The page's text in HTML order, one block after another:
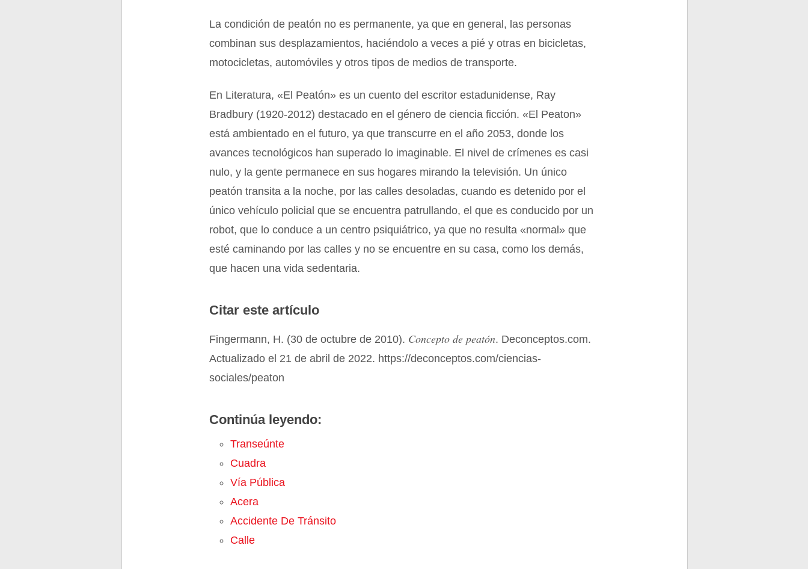
La condición de peatón no es permanente, ya que en general, las personas
combinan sus desplazamientos, haciéndolo a veces a pié y otras en bicicletas,
motocicletas, automóviles y otros tipos de medios de transporte.
En Literatura, «El Peatón» es un cuento del escritor estadunidense, Ray
Bradbury (1920-2012) destacado en el género de ciencia ficción. «El Peaton»
está ambientado en el futuro, ya que transcurre en el año 2053, donde los
avances tecnológicos han superado lo imaginable. El nivel de crímenes es casi
nulo, y la gente permanece en sus hogares mirando la televisión. Un único
peatón transita a la noche, por las calles desoladas, cuando es detenido por el
único vehículo policial que se encuentra patrullando, el que es conducido por un
robot, que lo conduce a un centro psiquiátrico, ya que no resulta «normal» que
esté caminando por las calles y no se encuentre en su casa, como los demás,
que hacen una vida sedentaria.
Citar este artículo
Fingermann, H. (30 de octubre de 2010). Concepto de peatón. Deconceptos.com.
Actualizado el 21 de abril de 2022. https://deconceptos.com/ciencias-
sociales/peaton
Continúa leyendo:
Transeúnte
Cuadra
Vía Pública
Acera
Accidente De Tránsito
Calle